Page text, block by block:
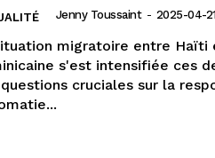
Jenny Toussaint - 2025-04-
migratoire entre Haïti
s'est intensifiée ces
cruciales sur la